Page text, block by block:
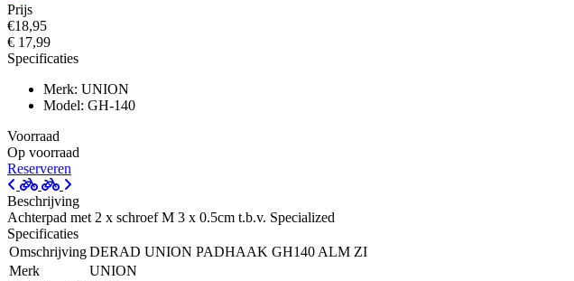
Prijs
€18,95
€ 17,99
Specificaties
Merk: UNION
Model: GH-140
Voorraad
Op voorraad
Reserveren
Beschrijving
Achterpad met 2 x schroef M 3 x 0.5cm t.b.v. Specialized
Specificaties
OmschrijvingDERAD UNION PADHAAK GH140 ALM ZI
Merk
UNION